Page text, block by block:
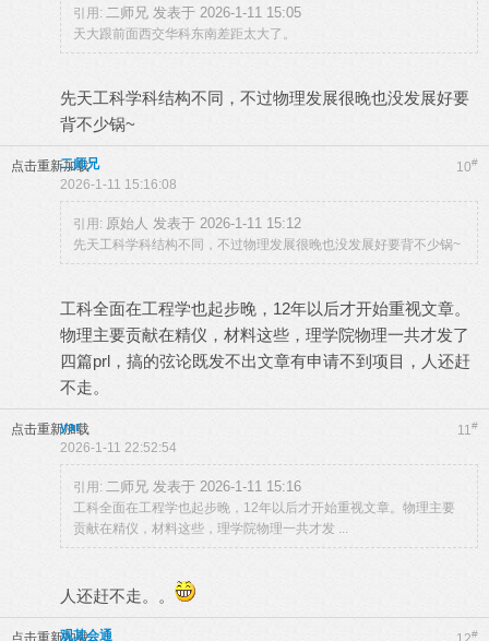
引用: 二师兄 发表于 2026-1-11 15:05
天大跟前面西交华科东南差距太大了。
先天工科学科结构不同，不过物理发展很晚也没发展好要
背不少锅~
点击重新加载 10#
二师兄
2026-1-11 15:16:08
引用: 原始人 发表于 2026-1-11 15:12
先天工科学科结构不同，不过物理发展很晚也没发展好要背不少锅~
工科全面在工程学也起步晚，12年以后才开始重视文章。
物理主要贡献在精仪，材料这些，理学院物理一共才发了
四篇prl，搞的弦论既发不出文章有申请不到项目，人还赶
不走。
点击重新加载 11#
yar
2026-1-11 22:52:54
引用: 二师兄 发表于 2026-1-11 15:16
工科全面在工程学也起步晚，12年以后才开始重视文章。物理主要
贡献在精仪，材料这些，理学院物理一共才发 ...
人还赶不走。。
点击重新加载 #
观其会通